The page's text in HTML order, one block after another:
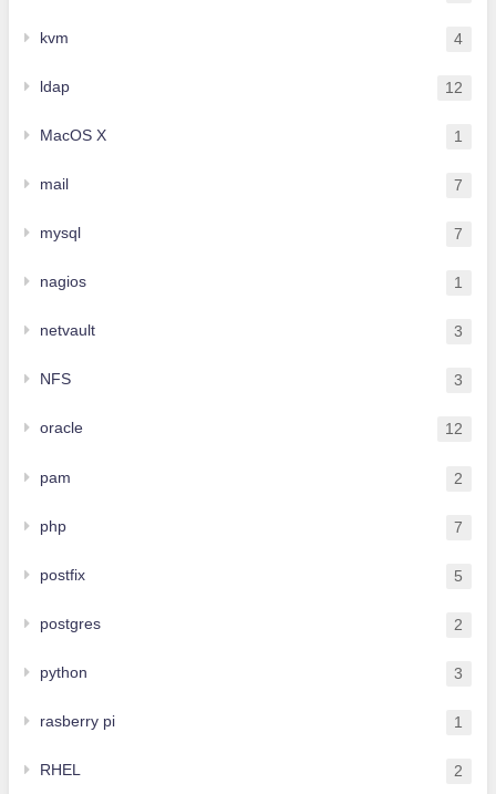
kvm 4
ldap 12
MacOS X 1
mail 7
mysql 7
nagios 1
netvault 3
NFS 3
oracle 12
pam 2
php 7
postfix 5
postgres 2
python 3
rasberry pi 1
RHEL 2